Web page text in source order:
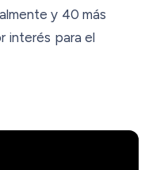
y 40 más
interés para el